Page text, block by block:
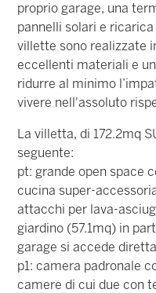
proprio garage, una
pannelli solari e
villette sono realizzate
eccellenti materiali e
ridurre al minimo
vivere nell'assoluto
La villetta, di 172.2mq
seguente:
pt: grande open space
cucina super-
attacchi per lava-
giardino (57.1mq) in
garage si accede
p1: camera padronale
camere di cui due con